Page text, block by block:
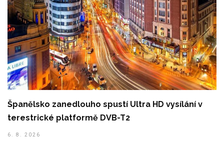
Španělsko zanedlouho spustí Ultra HD vysílání v
terestrické platformě DVB-T2
6. 8. 2026